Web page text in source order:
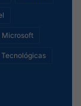
Microsoft